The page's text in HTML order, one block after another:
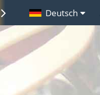
Lexikon Links
Deutsch